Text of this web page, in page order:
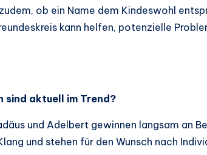
ob ein Name dem Kindeswohl
kann helfen, potenzielle
sind aktuell im Trend?
und Adelbert gewinnen langsam an
und stehen für den Wunsch nach